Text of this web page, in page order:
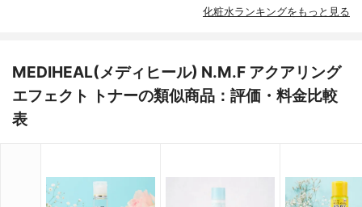
化粧水ランキングをもっと見る
MEDIHEAL(メディヒール) N.M.F アクアリング
エフェクト トナーの類似商品：評価・料金比較
表